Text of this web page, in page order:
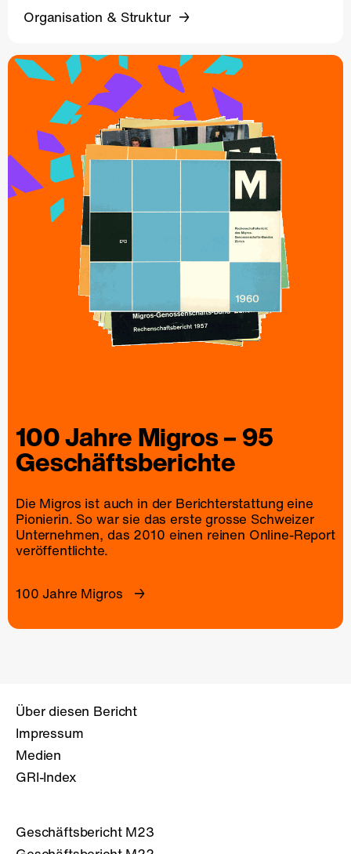
Organisation & Struktur
100 JahreMigros– 95
Geschäfts­berichte
Die Migros ist auch in der Berichterstattung eine
Pionierin. So war sie das erste grosse Schweizer
Unternehmen, das 2010 einen reinen Online-Report
veröffentlichte.
100 Jahre Migros
Über diesen Bericht
Impressum
Medien
GRI-Index
Geschäftsbericht M23